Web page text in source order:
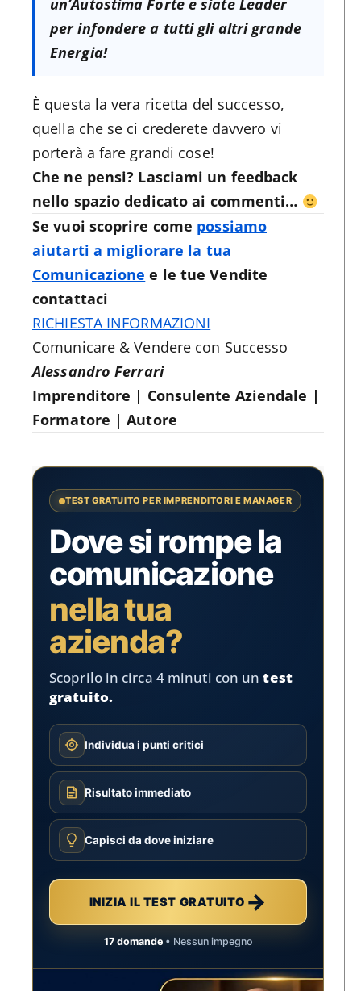
un’Autostima Forte e siate Leader
per infondere a tutti gli altri grande
Energia!
È questa la vera ricetta del successo,
quella che se ci crederete davvero vi
porterà a fare grandi cose!
Che ne pensi? Lasciami un feedback
nello spazio dedicato ai commenti…
Se vuoi scoprire come possiamo
aiutarti a migliorare la tua
Comunicazione e le tue Vendite
contattaci
RICHIESTA INFORMAZIONI
Comunicare & Vendere con Successo
Alessandro Ferrari
Imprenditore | Consulente Aziendale |
Formatore | Autore
TEST GRATUITO PER IMPRENDITORI E MANAGER
Dove si rompe la
comunicazione
nella tua
azienda?
Scoprilo in circa 4 minuti con untest
gratuito.
Individua i punti critici
Risultato immediato
Capisci da dove iniziare
INIZIA IL TEST GRATUITO →
17 domande• Nessun impegno